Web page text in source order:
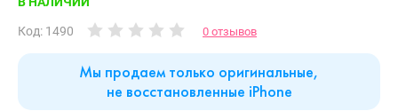
Код: 1490 0 отзывов
Мы продаем только оригинальные,
не восстановленные iPhone